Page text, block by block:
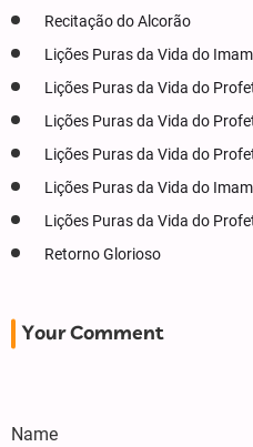
Recitação do Alcorão
Lições Puras da Vida do
Lições Puras da Vida do
Lições Puras da Vida do
Lições Puras da Vida do
Lições Puras da Vida do
Lições Puras da Vida do
Retorno Glorioso
Your Comment
Name